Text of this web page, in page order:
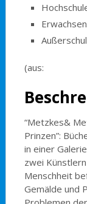
(aus:
“Metzkes&
Prinzen”:
in einer
zwei
Menschheit
Gemälde und